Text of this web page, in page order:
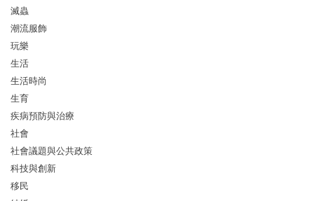
滅蟲
潮流服飾
玩樂
生活
生活時尚
生育
疾病預防與治療
社會
社會議題與公共政策
科技與創新
移民